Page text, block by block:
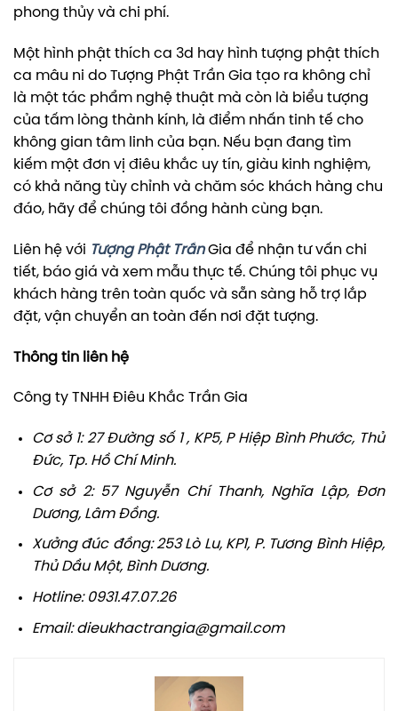
phong thủy và chi phí.
Một hình phật thích ca 3d hay hình tượng phật thích
ca mâu ni do Tượng Phật Trần Gia tạo ra không chỉ
là một tác phẩm nghệ thuật mà còn là biểu tượng
của tấm lòng thành kính, là điểm nhấn tinh tế cho
không gian tâm linh của bạn. Nếu bạn đang tìm
kiếm một đơn vị điêu khắc uy tín, giàu kinh nghiệm,
có khả năng tùy chỉnh và chăm sóc khách hàng chu
đáo, hãy để chúng tôi đồng hành cùng bạn.
Liên hệ với Tượng Phật TrầnGia để nhận tư vấn chi
tiết, báo giá và xem mẫu thực tế. Chúng tôi phục vụ
khách hàng trên toàn quốc và sẵn sàng hỗ trợ lắp
đặt, vận chuyển an toàn đến nơi đặt tượng.
Thông tin liên hệ
Công ty TNHH Điêu Khắc Trần Gia
Cơ sở 1: 27 Đường số 1 , KP5, P Hiệp Bình Phước, Thủ
Đức, Tp. Hồ Chí Minh.
Cơ sở 2: 57 Nguyễn Chí Thanh, Nghĩa Lập, Đơn
Dương, Lâm Đồng.
Xưởng đúc đồng: 253 Lò Lu, KP1, P. Tương Bình Hiệp,
Thủ Dầu Một, Bình Dương.
Hotline: 0931.47.07.26
Email: dieukhactrangia@gmail.com